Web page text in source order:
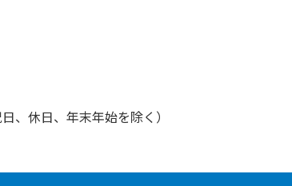
、休日、年末年始を除く）